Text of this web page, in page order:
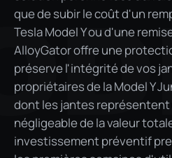
que de subir le coût d'un
Tesla Model Y ou d'une
AlloyGator offre une
préserve l'intégrité de vos
propriétaires de la Model Y
dont les jantes représentent
négligeable de la valeur
investissement préventif